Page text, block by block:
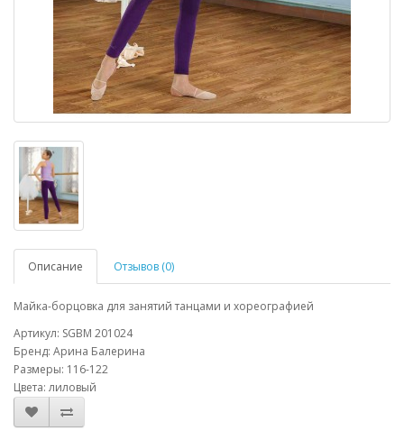
Описание Отзывов (0)
Майка-борцовка для занятий танцами и хореографией
Артикул: SGBM 201024
Бренд: Арина Балерина
Размеры: 116-122
Цвета: лиловый